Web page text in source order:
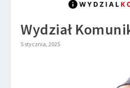
Wydział
5 stycznia, 2025